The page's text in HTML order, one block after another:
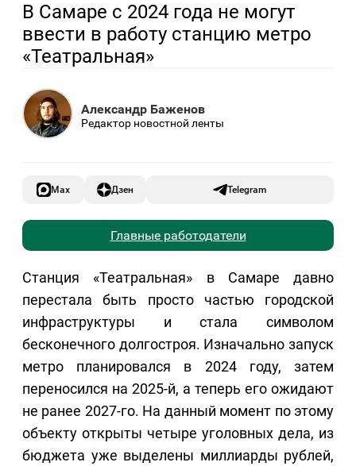
В Самаре с 2024 года не могут
ввести в работу станцию метро
«Театральная»
Александр Баженов
Редактор новостной ленты
Max Дзен Telegram
Главные работодатели
Станция «Театральная» в Самаре давно
перестала быть просто частью городской
инфраструктуры и стала символом
бесконечного долгостроя. Изначально запуск
метро планировался в 2024 году, затем
переносился на 2025-й, а теперь его ожидают
не ранее 2027-го. На данный момент по этому
объекту открыты четыре уголовных дела, из
бюджета уже выделены миллиарды рублей,